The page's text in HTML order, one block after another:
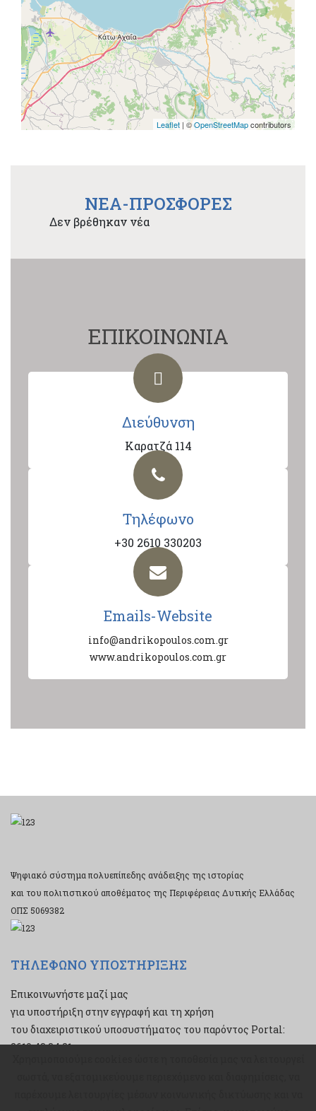
Leaflet | ©OpenStreetMapcontributors
NEA-ΠΡΟΣΦΟΡΕΣ
Δεν βρέθηκαν νέα
ΕΠΙΚΟΙΝΩΝΙΑ
Διεύθυνση
Καρατζά 114
Τηλέφωνο
+30 2610 330203
Emails-Website
info@andrikopoulos.com.gr
www.andrikopoulos.com.gr
Ψηφιακό σύστημα πολυεπίπεδης ανάδειξης της ιστορίας
και του πολιτιστικού αποθέματος της Περιφέρειας Δυτικής Ελλάδας
ΟΠΣ 5069382
ΤΗΛΕΦΩΝΟ ΥΠΟΣΤΗΡΙΞΗΣ
Επικοινωνήστε μαζί μας
για υποστήριξη στην εγγραφή και τη χρήση
του διαχειριστικού υποσυστήματος του παρόντος Portal:
2610 43 34 21